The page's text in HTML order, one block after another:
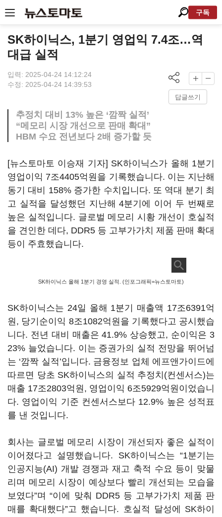
구독
SK하이닉스, 1분기 영업익 7.4조…역
대급 실적
입력: 2025-04-24 14:12:24
수정: 2025-04-24 14:39:53
답글쓰기
추정치 대비 13% 높은 ‘깜짝 실적’
“메모리 시장 개선으로 판매 확대”
HBM 수요 전년보다 2배 증가할 듯
[뉴스토마토 이승재 기자] SK하이닉스가 올해 1분기
영업이익 7조4405억원을 기록했습니다. 이는 지난해
동기 대비 158% 증가한 수치입니다. 또 역대 분기 최
고 실적을 달성했던 지난해 4분기에 이어 두 번째로
높은 실적입니다. 글로벌 메모리 시황 개선이 호실적
을 견인한 데다, DDR5 등 고부가가치 제품 판매 확대
등이 주효했습니다.
SK하이닉스 올해 1분기 경영 실적. (인포그래픽=뉴스토마토)
SK하이닉스는 24일 올해 1분기 매출액 17조6391억
원, 당기순이익 8조1082억원을 기록했다고 공시했습
니다. 전년 대비 매출은 41.9% 상승했고, 순이익은 3
23% 늘었습니다. 이는 증권가의 실적 전망을 뛰어넘
는 ‘깜짝 실적’입니다. 금융정보 업체 에프앤가이드에
따르면 당초 SK하이닉스의 실적 추정치(컨센서스)는
매출 17조2803억원, 영업이익 6조5929억원이었습니
다. 영업이익 기준 컨센서스보다 12.9% 높은 성적표
를 낸 것입니다.
회사는 글로벌 메모리 시장이 개선되자 좋은 실적이
이어졌다고 설명했습니다. SK하이닉스는 “1분기는
인공지능(AI) 개발 경쟁과 재고 축적 수요 등이 맞물
리며 메모리 시장이 예상보다 빨리 개선되는 모습을
보였다”며 “이에 맞춰 DDR5 등 고부가가치 제품 판
매를 확대했다”고 했습니다. 호실적 달성에 SK하이